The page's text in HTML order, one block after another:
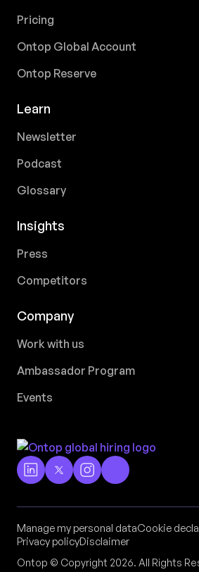
Pricing
Ontop Global Account
Ontop Reserve
Learn
Newsletter
Podcast
Glossary
Insights
Press
Competitors
Company
Work with us
Ambassador Program
Events
Manage my personal dataCookie
Privacy policyDisclaimer
Ontop © Copyright 2026. All Rights